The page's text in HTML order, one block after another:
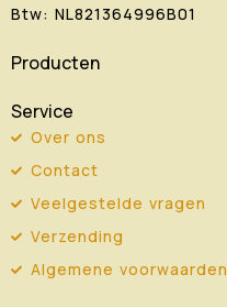
Btw: NL821364996B01
Producten
Service
Over ons
Contact
Veelgestelde vragen
Verzending
Algemene voorwaarden